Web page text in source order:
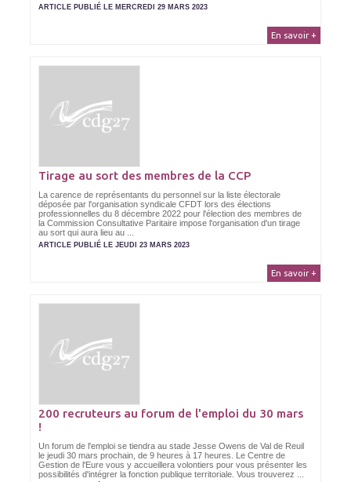
ARTICLE PUBLIÉ LE MERCREDI 29 MARS 2023
En savoir +
Tirage au sort des membres de la CCP
La carence de représentants du personnel sur la liste électorale
déposée par l'organisation syndicale CFDT lors des élections
professionnelles du 8 décembre 2022 pour l'élection des membres de
la Commission Consultative Paritaire impose l'organisation d'un tirage
au sort qui aura lieu au ...
ARTICLE PUBLIÉ LE JEUDI 23 MARS 2023
En savoir +
200 recruteurs au forum de l'emploi du 30 mars
!
Un forum de l'emploi se tiendra au stade Jesse Owens de Val de Reuil
le jeudi 30 mars prochain, de 9 heures à 17 heures. Le Centre de
Gestion de l'Eure vous y accueillera volontiers pour vous présenter les
possibilités d'intégrer la fonction publique territoriale. Vous trouverez ...